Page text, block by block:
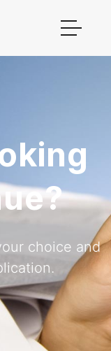
choice and